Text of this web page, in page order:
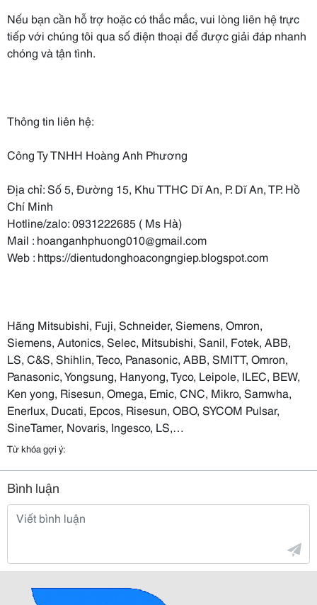
Nếu bạn cần hỗ trợ hoặc có thắc mắc, vui lòng liên hệ trực
tiếp với chúng tôi qua số điện thoại để được giải đáp nhanh
chóng và tận tình.
Thông tin liên hệ:
Công Ty TNHH Hoàng Anh Phương
Địa chỉ: Số 5, Đường 15, Khu TTHC Dĩ An, P. Dĩ An, TP. Hồ
Chí Minh
Hotline/zalo: 0931222685 ( Ms Hà)
Mail : hoanganhphuong010@gmail.com
Web : https://dientudonghoacongngiep.blogspot.com
Hãng Mitsubishi, Fuji, Schneider, Siemens, Omron,
Siemens, Autonics, Selec, Mitsubishi, Sanil, Fotek, ABB,
LS, C&S, Shihlin, Teco, Panasonic, ABB, SMITT, Omron,
Panasonic, Yongsung, Hanyong, Tyco, Leipole, ILEC, BEW,
Ken yong, Risesun, Omega, Emic, CNC, Mikro, Samwha,
Enerlux, Ducati, Epcos, Risesun, OBO, SYCOM Pulsar,
SineTamer, Novaris, Ingesco, LS,…
Từ khóa gợi ý:
Bình luận